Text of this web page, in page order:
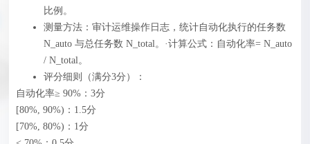
比例。
测量方法：审计运维操作日志，统计自动化执行的任务数
N_auto 与总任务数 N_total。·计算公式：自动化率= N_auto
/ N_total。
评分细则（满分3分）‍：
自动化率≥ 90%：3分
[80%, 90%)：1.5分
[70%, 80%)：1分